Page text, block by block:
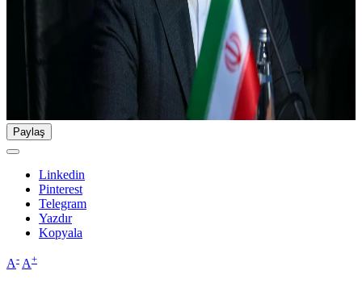
Paylaş
Linkedin
Pinterest
Telegram
Yazdır
Kopyala
A- A+